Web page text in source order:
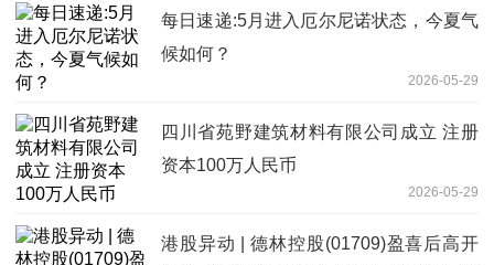
每日速递:5月进入厄尔尼诺状态，今夏气
候如何？
2026-05-29
四川省苑野建筑材料有限公司成立 注册
资本100万人民币
2026-05-29
港股异动 | 德林控股(01709)盈喜后高开